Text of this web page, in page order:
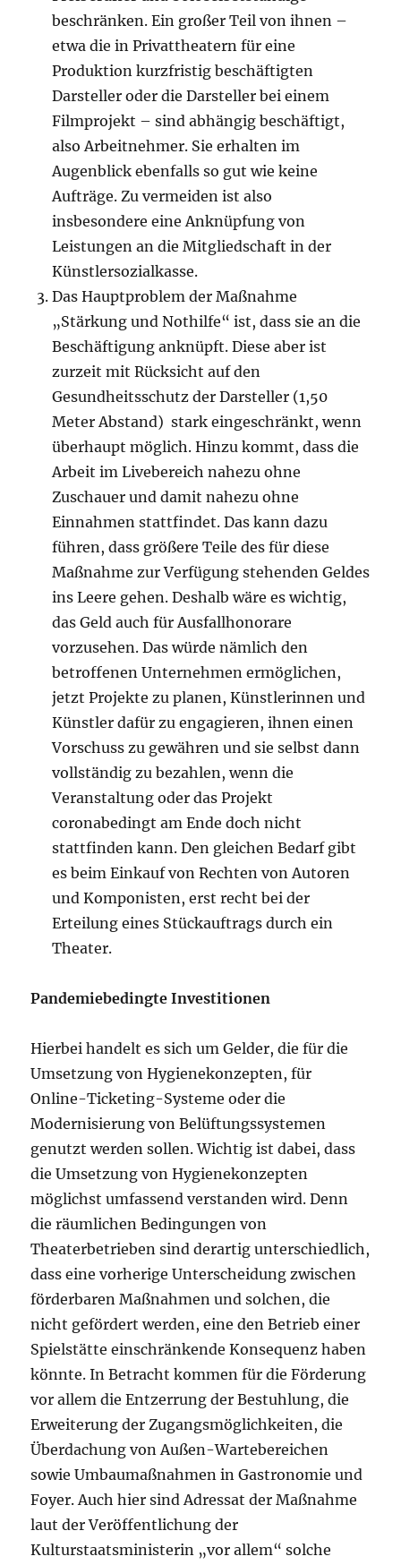
beschränken. Ein großer Teil von ihnen –
etwa die in Privattheatern für eine
Produktion kurzfristig beschäftigten
Darsteller oder die Darsteller bei einem
Filmprojekt – sind abhängig beschäftigt,
also Arbeitnehmer. Sie erhalten im
Augenblick ebenfalls so gut wie keine
Aufträge. Zu vermeiden ist also
insbesondere eine Anknüpfung von
Leistungen an die Mitgliedschaft in der
Künstlersozialkasse.
Das Hauptproblem der Maßnahme
„Stärkung und Nothilfe“ ist, dass sie an die
Beschäftigung anknüpft. Diese aber ist
zurzeit mit Rücksicht auf den
Gesundheitsschutz der Darsteller (1,50
Meter Abstand) stark eingeschränkt, wenn
überhaupt möglich. Hinzu kommt, dass die
Arbeit im Livebereich nahezu ohne
Zuschauer und damit nahezu ohne
Einnahmen stattfindet. Das kann dazu
führen, dass größere Teile des für diese
Maßnahme zur Verfügung stehenden Geldes
ins Leere gehen. Deshalb wäre es wichtig,
das Geld auch für Ausfallhonorare
vorzusehen. Das würde nämlich den
betroffenen Unternehmen ermöglichen,
jetzt Projekte zu planen, Künstlerinnen und
Künstler dafür zu engagieren, ihnen einen
Vorschuss zu gewähren und sie selbst dann
vollständig zu bezahlen, wenn die
Veranstaltung oder das Projekt
coronabedingt am Ende doch nicht
stattfinden kann. Den gleichen Bedarf gibt
es beim Einkauf von Rechten von Autoren
und Komponisten, erst recht bei der
Erteilung eines Stückauftrags durch ein
Theater.
Pandemiebedingte Investitionen
Hierbei handelt es sich um Gelder, die für die
Umsetzung von Hygienekonzepten, für
Online-Ticketing-Systeme oder die
Modernisierung von Belüftungssystemen
genutzt werden sollen. Wichtig ist dabei, dass
die Umsetzung von Hygienekonzepten
möglichst umfassend verstanden wird. Denn
die räumlichen Bedingungen von
Theaterbetrieben sind derartig unterschiedlich,
dass eine vorherige Unterscheidung zwischen
förderbaren Maßnahmen und solchen, die
nicht gefördert werden, eine den Betrieb einer
Spielstätte einschränkende Konsequenz haben
könnte. In Betracht kommen für die Förderung
vor allem die Entzerrung der Bestuhlung, die
Erweiterung der Zugangsmöglichkeiten, die
Überdachung von Außen-Wartebereichen
sowie Umbaumaßnahmen in Gastronomie und
Foyer. Auch hier sind Adressat der Maßnahme
laut der Veröffentlichung der
Kulturstaatsministerin „vor allem“ solche